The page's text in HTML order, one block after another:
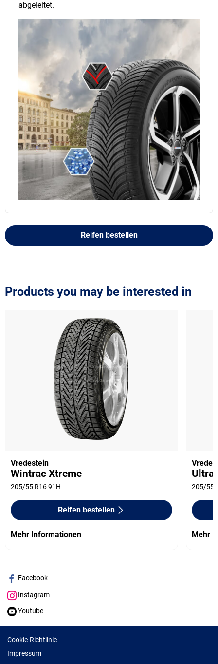
abgeleitet.
Reifen bestellen
Products you may be interested in
Vredestein
Wintrac Xtreme
205/55 R16 91H
Reifen bestellen
Mehr Informationen
205/55
Mehr
Facebook
Instagram
Youtube
Cookie-Richtlinie
Impressum